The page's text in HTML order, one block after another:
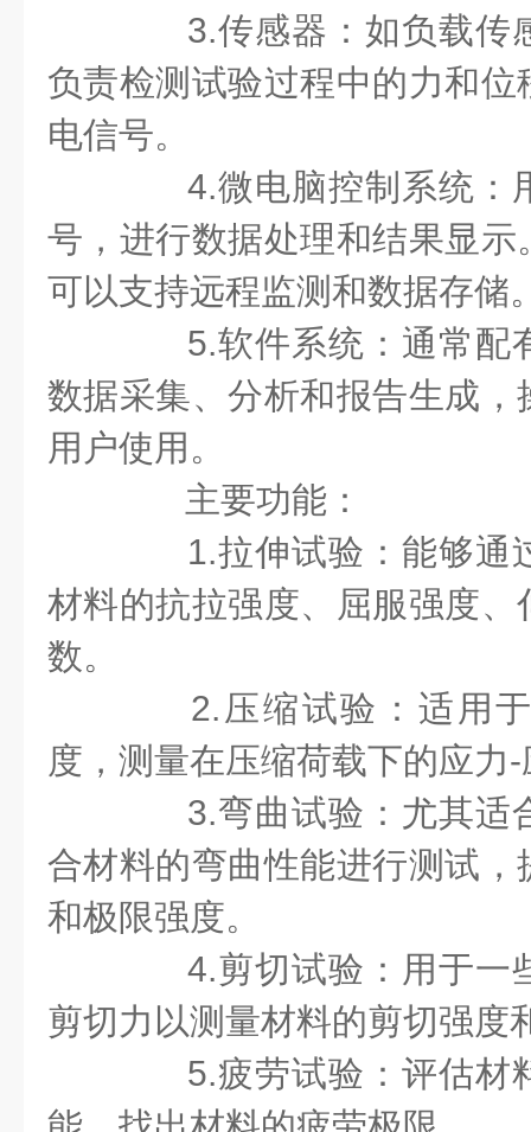
3.传感器：如负载传
负责检测试验过程中的力和
电信号。
4.微电脑控制系统：
号，进行数据处理和结果显
可以支持远程监测和数据存储
5.软件系统：通常配
数据采集、分析和报告生成
用户使用。
主要功能：
1.拉伸试验：能够通
材料的抗拉强度、屈服强度
数。
2.压缩试验：适用于
度，测量在压缩荷载下的应力
3.弯曲试验：尤其适
合材料的弯曲性能进行测试
和极限强度。
4.剪切试验：用于一
剪切力以测量材料的剪切强度
5.疲劳试验：评估材